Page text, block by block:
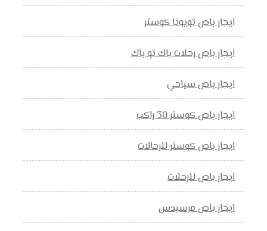
ايجار باص تويوتا كوستر
ايجار باص رحلات باك تو باك
ايجار باص سياحي
ايجار باص كوستر 30 راكب
ايجار باص كوستر للرحالات
ايجار باص للرحلات
ايجار باص مرسيدس